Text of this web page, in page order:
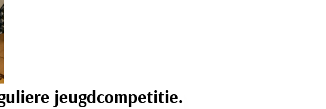
jeugdcompetitie.